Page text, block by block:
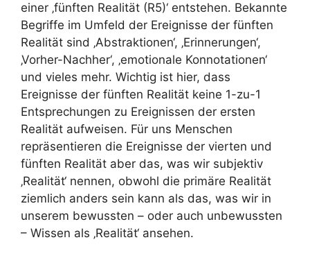
einer ‚fünften Realität (R5)‘ entstehen. Bekannte
Begriffe im Umfeld der Ereignisse der fünften
Realität sind ‚Abstraktionen‘, ‚Erinnerungen‘,
‚Vorher-Nachher‘, ‚emotionale Konnotationen‘
und vieles mehr. Wichtig ist hier, dass
Ereignisse der fünften Realität keine 1-zu-1
Entsprechungen zu Ereignissen der ersten
Realität aufweisen. Für uns Menschen
repräsentieren die Ereignisse der vierten und
fünften Realität aber das, was wir subjektiv
‚Realität‘ nennen, obwohl die primäre Realität
ziemlich anders sein kann als das, was wir in
unserem bewussten – oder auch unbewussten
– Wissen als ‚Realität‘ ansehen.